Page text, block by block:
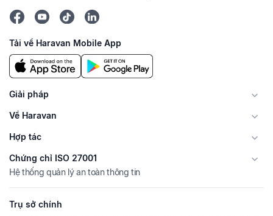
Tải về Haravan Mobile App
Giải pháp
Về Haravan
Hợp tác
Chứng chỉ ISO 27001
Hệ thống quản lý an toàn thông tin
Trụ sở chính